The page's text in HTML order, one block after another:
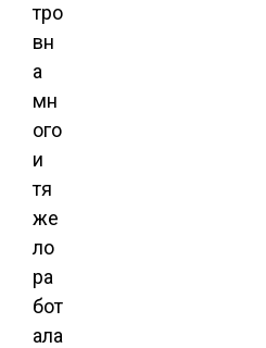
тро
вн
а
мн
ого
и
тя
же
ло
ра
бот
ала